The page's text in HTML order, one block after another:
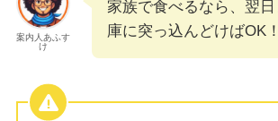
案内人あふす
け
家族で食べるなら、翌
庫に突っ込んどけばOK！